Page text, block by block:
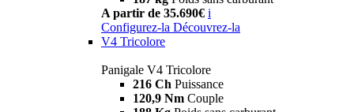
A partir de 35.690€ i
Configurez-la Découvrez-la
V4 Tricolore
Panigale V4 Tricolore
216 Ch Puissance
120,9 Nm Couple